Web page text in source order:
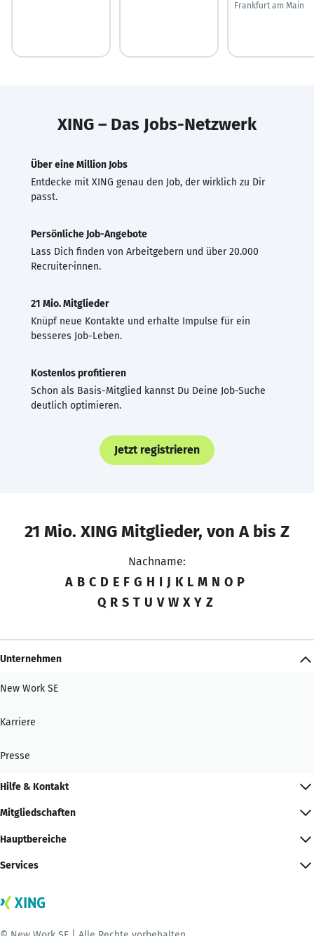
Frankfurt am Main
XING – Das Jobs-Netzwerk
Über eine Million Jobs
Entdecke mit XING genau den Job, der wirklich zu Dir
passt.
Persönliche Job-Angebote
Lass Dich finden von Arbeitgebern und über 20.000
Recruiter·innen.
21 Mio. Mitglieder
Knüpf neue Kontakte und erhalte Impulse für ein
besseres Job-Leben.
Kostenlos profitieren
Schon als Basis-Mitglied kannst Du Deine Job-Suche
deutlich optimieren.
Jetzt registrieren
21 Mio. XING Mitglieder, von A bis Z
Nachname:
A B C D E F G H I J K L M N O P
Q R S T U V W X Y Z
Unternehmen
New Work SE
Karriere
Presse
Hilfe & Kontakt
Mitgliedschaften
Hauptbereiche
Services